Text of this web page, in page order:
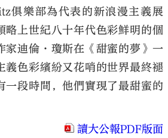
俱樂部為代表的新浪漫主義展
略上世紀八十年代色彩鮮明的個
家迪倫·瓊斯在《甜蜜的夢》一
義色彩繽紛又花哨的世界最終褪
一段時間，他們實現了最甜蜜的
讀大公報PDF版面